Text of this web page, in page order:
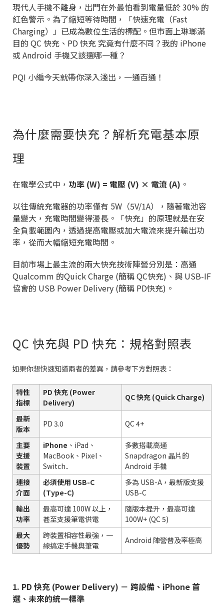
現代人手機不離身，出門在外最怕看到電量低於 30% 的
紅色警示。為了縮短等待時間，「快速充電（Fast
Charging）」已成為數位生活的標配。但市面上琳瑯滿
目的 QC 快充、PD 快充 究竟有什麼不同？我的 iPhone
或 Android 手機又該選哪一種？
PQI 小編今天就帶你深入淺出，一通百通！
為什麼需要快充？解析充電基本原
理
在電學公式中， 功率 (W) = 電壓 (V) × 電流 (A) 。
以往傳統充電器的功率僅有 5W（5V/1A），隨著電池容
量變大，充電時間變得漫長。「快充」的原理就是在安
全負載範圍內，透過提高電壓或加大電流來提升輸出功
率，從而大幅縮短充電時間。
目前市場上最主流的兩大快充技術陣營分別是：高通
Qualcomm 的Quick Charge (簡稱 QC快充) 、與 USB-IF
協會的 USB Power Delivery (簡稱 PD快充)。
QC 快充與 PD 快充：規格對照表
如果你想快速知道兩者的差異，請參考下方對照表：
特性
指標
PD 快充 (Power
Delivery)
QC 快充 (Quick Charge)
最新
版本
PD 3.0 QC 4+
主要
支援
裝置
iPhone 、iPad、
MacBook、Pixel、
Switch..
多數搭載高通
Snapdragon 晶片的
Android 手機
連接
介面
必須使用 USB-C
(Type-C)
多為 USB-A，最新版支援
USB-C
輸出
功率
最高可達 100W 以上，
甚至支援筆電供電
隨版本提升，最高可達
100W+ (QC 5)
最大
優勢
跨裝置相容性最強，一
線搞定手機與筆電
Android 陣營普及率極高
1. PD 快充 (Power Delivery) － 跨設備、iPhone 首
選、未來的統一標準